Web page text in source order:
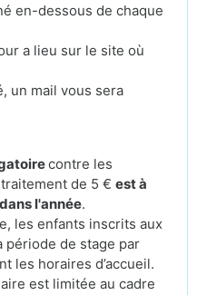
en-dessous de chaque
a lieu sur le site où
un mail vous sera
contre les
de 5 € est à
l'année.
les enfants inscrits aux
période de stage par
les horaires d’accueil.
est limitée au cadre